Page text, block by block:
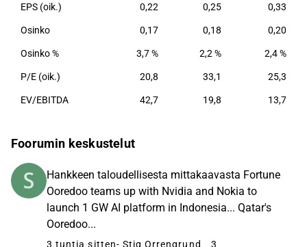
EPS (oik.) 0,22 0,25 0,33
Osinko 0,17 0,18 0,20
Osinko % 3,7 % 2,2 % 2,4 %
P/E (oik.) 20,8 33,1 25,3
EV/EBITDA 42,7 19,8 13,7
Foorumin keskustelut
Hankkeen taloudellisesta mittakaavasta Fortune
Ooredoo teams up with Nvidia and Nokia to
launch 1 GW AI platform in Indonesia... Qatar's
Ooredoo...
3 tuntia sitten- Stig Orrengrund 3